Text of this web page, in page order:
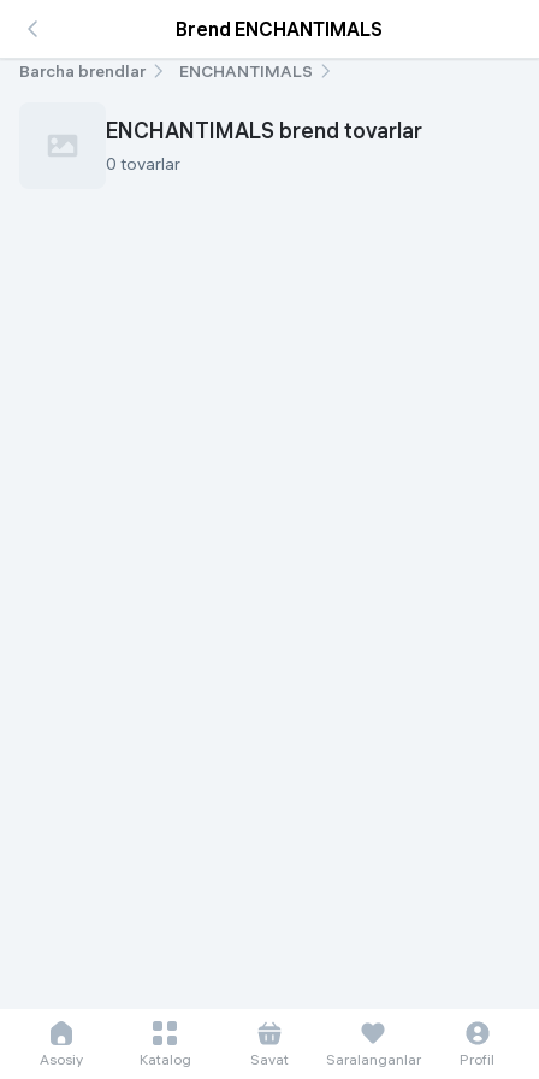
Brend ENCHANTIMALS
Barcha brendlar ENCHANTIMALS
ENCHANTIMALS brend tovarlar
0 tovarlar
Asosiy Katalog Savat Saralanganlar Profil